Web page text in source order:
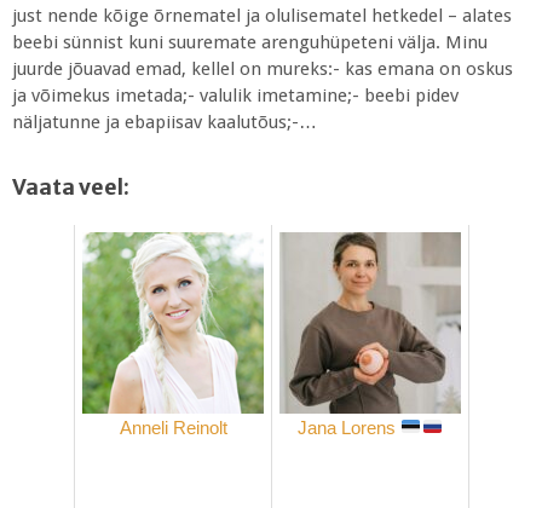
just nende kõige õrnematel ja olulisematel hetkedel – alates
beebi sünnist kuni suuremate arenguhüpeteni välja. Minu
juurde jõuavad emad, kellel on mureks:- kas emana on oskus
ja võimekus imetada;- valulik imetamine;- beebi pidev
näljatunne ja ebapiisav kaalutõus;-…
Vaata veel:
Anneli Reinolt Jana Lorens